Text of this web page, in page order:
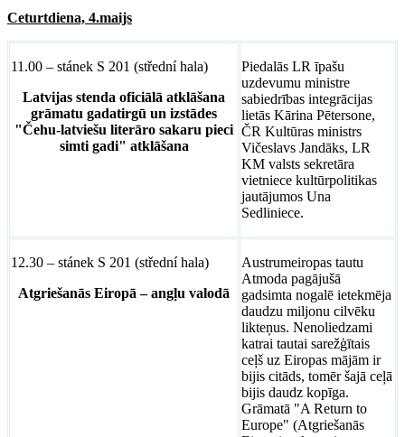
Ceturtdiena, 4.maijs
11.00 – stánek S 201 (střední hala)
Latvijas stenda oficiālā atklāšana
grāmatu gadatirgū un izstādes
"Čehu-latviešu literāro sakaru pieci
simti gadi" atklāšana
Piedalās LR īpašu
uzdevumu ministre
sabiedrības integrācijas
lietās Kārina Pētersone,
ČR Kultūras ministrs
Vičeslavs Jandāks, LR
KM valsts sekretāra
vietniece kultūrpolitikas
jautājumos Una
Sedliniece.
12.30 – stánek S 201 (střední hala)
Atgriešanās Eiropā – angļu valodā
Austrumeiropas tautu
Atmoda pagājušā
gadsimta nogalē ietekmēja
daudzu miljonu cilvēku
likteņus. Nenoliedzami
katrai tautai sarežģītais
ceļš uz Eiropas mājām ir
bijis citāds, tomēr šajā ceļā
bijis daudz kopīga.
Grāmatā "A Return to
Europe" (Atgriešanās